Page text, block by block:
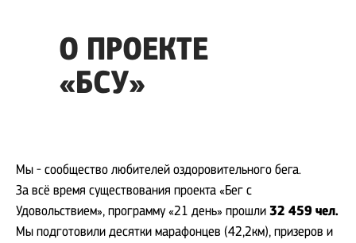
О ПРОЕКТЕ
«БСУ»
Мы - сообщество любителей оздоровительного бега.
За всё время существования проекта «Бег с
Удовольствием», программу «21 день» прошли 32 459 чел.
Мы подготовили десятки марафонцев (42,2км), призеров и